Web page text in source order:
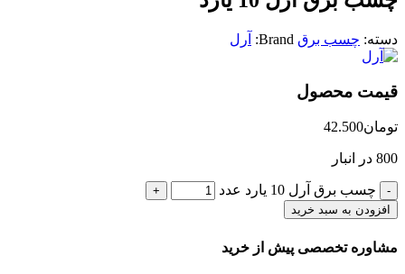
دسته: چسب برق Brand: آرل
قیمت محصول
تومان42.500
800 در انبار
چسب برق آرل 10 یارد عدد
افزودن به سبد خرید
مشاوره تخصصی پیش از خرید